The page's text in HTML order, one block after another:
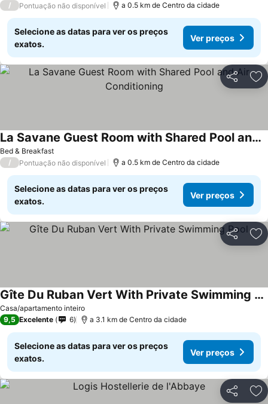
/ Pontuação não disponível a 0.5 km de Centro da cidade
Selecione as datas para ver os preços
exatos.
Ver preços
Partilhar
Bed & Breakfast
La Savane Guest Room with Shared Pool and Air Conditioning
/ Pontuação não disponível a 0.5 km de Centro da cidade
Selecione as datas para ver os preços
exatos.
Ver preços
Partilhar
Casa/apartamento inteiro
Gîte Du Ruban Vert With Private Swimming Pool
9,5 Excelente 6 a 3.1 km de Centro da cidade
Selecione as datas para ver os preços
exatos.
Ver preços
Partilhar